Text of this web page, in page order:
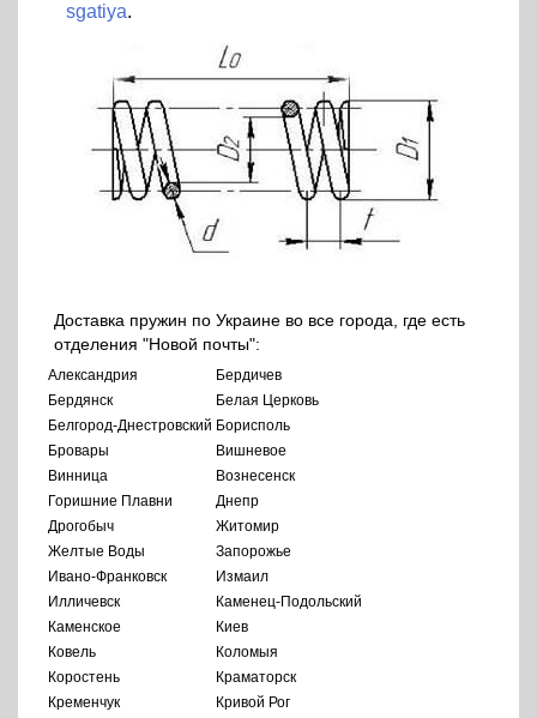
sgatiya.
Доставка пружин по Украине во все города, где есть
отделения "Новой почты":
Александрия
Бердичев
Бердянск
Белая Церковь
Белгород-Днестровский Борисполь
Бровары
Вишневое
Винница
Вознесенск
Горишние Плавни
Днепр
Дрогобыч
Житомир
Желтые Воды
Запорожье
Ивано-Франковск
Измаил
Илличевск
Каменец-Подольский
Каменское
Киев
Ковель
Коломыя
Коростень
Краматорск
Кременчук
Кривой Рог